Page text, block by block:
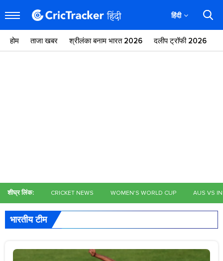
हिंदी
होम ताजा खबर श्रीलंका बनाम भारत 2026 दलीप ट्रॉफी 2026
शीघ्र लिंक: CRICKET NEWS WOMEN'S WORLD CUP AUS VS
भारतीय टीम